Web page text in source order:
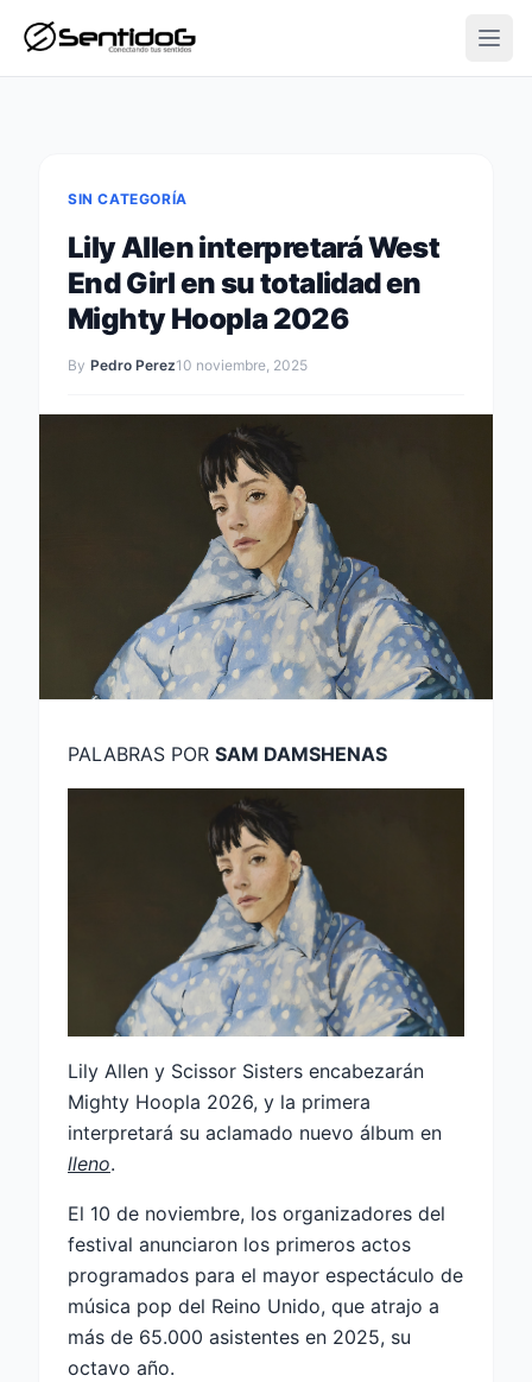
SIN CATEGORÍA
Lily Allen interpretará West
End Girl en su totalidad en
Mighty Hoopla 2026
By Pedro Perez10 noviembre, 2025
PALABRAS POR SAM DAMSHENAS
Lily Allen y Scissor Sisters encabezarán
Mighty Hoopla 2026, y la primera
interpretará su aclamado nuevo álbum en
lleno.
El 10 de noviembre, los organizadores del
festival anunciaron los primeros actos
programados para el mayor espectáculo de
música pop del Reino Unido, que atrajo a
más de 65.000 asistentes en 2025, su
octavo año.